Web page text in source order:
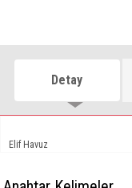
Detay
Elif Havuz